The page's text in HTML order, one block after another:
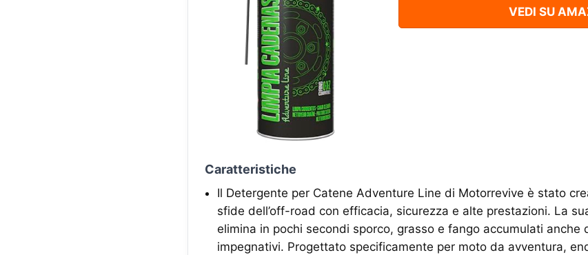
VEDI SU
Caratteristiche
Il Detergente per Catene Adventure Line di Motorrevive è stato
sfide dell’off-road con efficacia, sicurezza e alte prestazioni. La
elimina in pochi secondi sporco, grasso e fango accumulati anche
impegnativi. Progettato specificamente per moto da avventura,